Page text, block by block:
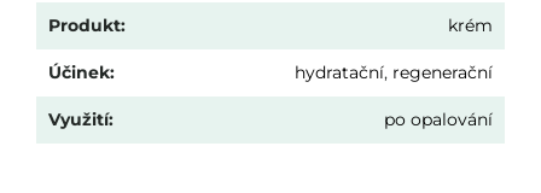
Produkt: krém
Účinek: hydratační, regenerační
Využití: po opalování